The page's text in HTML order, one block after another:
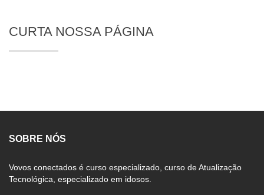
CURTA NOSSA PÁGINA
SOBRE NÓS
Vovos conectados é curso especializado, curso de Atualização
Tecnológica, especializado em idosos.